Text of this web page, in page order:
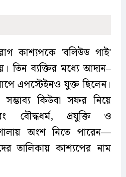
কাশ্যপকে 'বলিউড গাই'
তিন ব্যক্তির মধ্যে আদান–
এপস্টেইনও যুক্ত ছিলেন।
সম্ভাব্য কিউবা সফর নিয়ে
প্রযুক্তি ও
অংশ নিতে পারেন—
তালিকায় কাশ্যপের নাম